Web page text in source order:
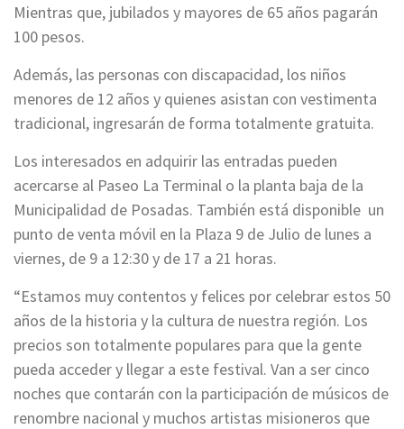
Mientras que, jubilados y mayores de 65 años pagarán
100 pesos.
Además, las personas con discapacidad, los niños
menores de 12 años y quienes asistan con vestimenta
tradicional, ingresarán de forma totalmente gratuita.
Los interesados en adquirir las entradas pueden
acercarse al Paseo La Terminal o la planta baja de la
Municipalidad de Posadas. También está disponible un
punto de venta móvil en la Plaza 9 de Julio de lunes a
viernes, de 9 a 12:30 y de 17 a 21 horas.
“Estamos muy contentos y felices por celebrar estos 50
años de la historia y la cultura de nuestra región. Los
precios son totalmente populares para que la gente
pueda acceder y llegar a este festival. Van a ser cinco
noches que contarán con la participación de músicos de
renombre nacional y muchos artistas misioneros que